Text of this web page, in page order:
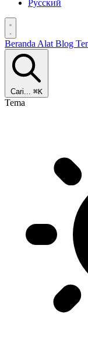
Русский
Beranda Alat Blog
Cari... ⌘K
Tema